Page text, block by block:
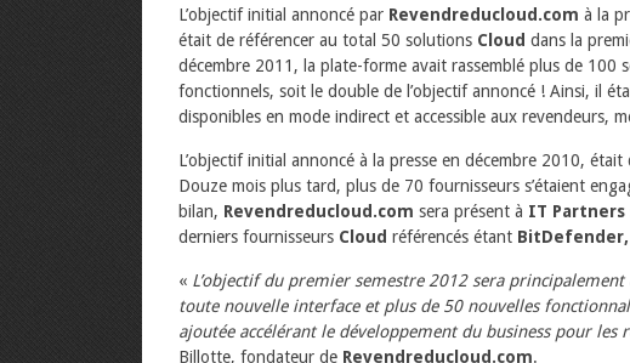
L’objectif initial annoncé par Revendreducloud.com à la
était de référencer au total 50 solutions Cloud dans la
décembre 2011, la plate-forme avait rassemblé plus de 100
fonctionnels, soit le double de l’objectif annoncé ! Ainsi, il
disponibles en mode indirect et accessible aux revendeurs,
L’objectif initial annoncé à la presse en décembre 2010,
Douze mois plus tard, plus de 70 fournisseurs s’étaient
bilan, Revendreducloud.com sera présent à IT Partners
derniers fournisseurs Cloud référencés étant
« L’objectif du premier semestre 2012 sera
toute nouvelle interface et plus de 50 nouvelles
ajoutée accélérant le développement du business pour les
Billotte, fondateur de Revendreducloud.com.